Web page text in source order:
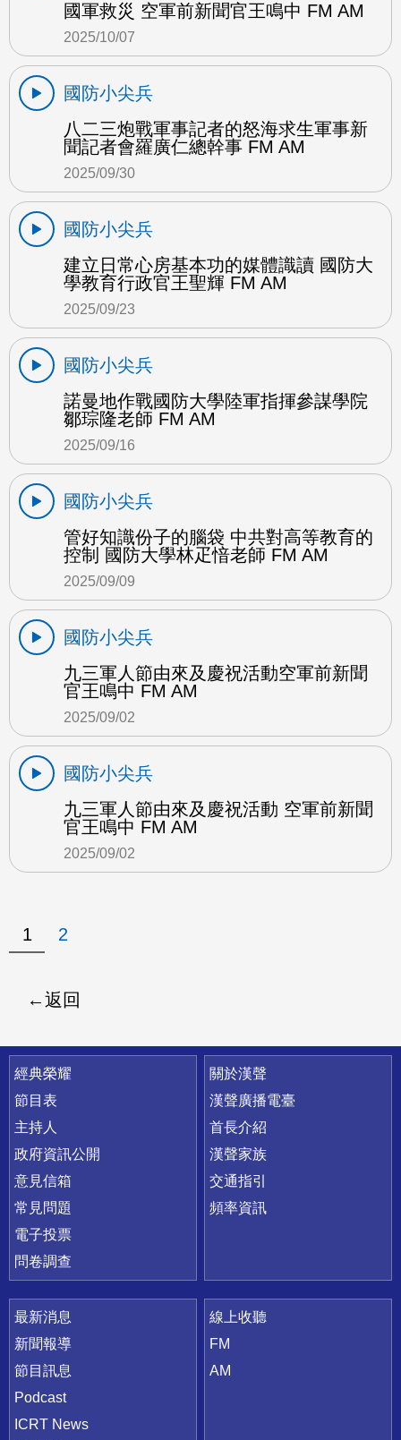
國軍救災 空軍前新聞官王鳴中 FM AM
2025/10/07
國防小尖兵
八二三炮戰軍事記者的怒海求生軍事新
聞記者會羅廣仁總幹事 FM AM
2025/09/30
國防小尖兵
建立日常心房基本功的媒體識讀 國防大
學教育行政官王聖輝 FM AM
2025/09/23
國防小尖兵
諾曼地作戰國防大學陸軍指揮參謀學院
鄒琮隆老師 FM AM
2025/09/16
國防小尖兵
管好知識份子的腦袋 中共對高等教育的
控制 國防大學林疋愔老師 FM AM
2025/09/09
國防小尖兵
九三軍人節由來及慶祝活動空軍前新聞
官王鳴中 FM AM
2025/09/02
國防小尖兵
九三軍人節由來及慶祝活動 空軍前新聞
官王鳴中 FM AM
2025/09/02
1 2
返回
快速連結
經典榮耀
節目表
主持人
政府資訊公開
意見信箱
常見問題
電子投票
問卷調查
關於漢聲
漢聲廣播電臺
首長介紹
漢聲家族
交通指引
頻率資訊
最新消息
新聞報導
節目訊息
Podcast
ICRT News
線上收聽
FM
AM